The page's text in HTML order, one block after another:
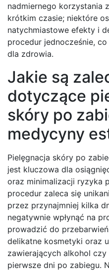
nadmiernego korzystania
krótkim czasie; niektóre
natychmiastowe efekty i
procedur jednocześnie,
dla zdrowia.
Jakie są
dotyczące
skóry po
medycyny
Pielęgnacja skóry po
jest kluczowa dla
oraz minimalizacji ryzyka
procedur zaleca się
przez przynajmniej kilka
negatywnie wpłynąć na
prowadzić do
delikatne kosmetyki oraz
zawierających alkohol
pierwsze dni po zabiegu.